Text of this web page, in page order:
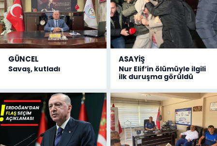
GÜNCEL
Savaş, kutladı
ASAYİŞ
Nur Elif’in ölümüyle ilgili
ilk duruşma görüldü